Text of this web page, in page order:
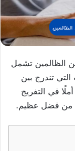
الظالمين تشمل
تندرج بين
في التفريج
من فضل عظيم.